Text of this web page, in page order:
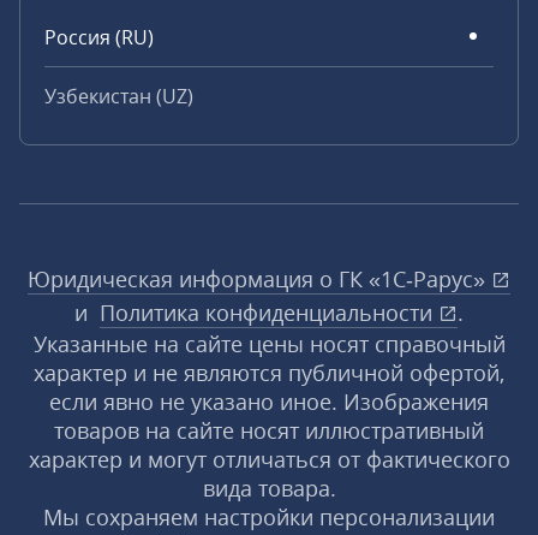
Россия (RU)
Узбекистан (UZ)
Юридическая информация о ГК «1С‑Рарус»
и Политика конфиденциальности
.
Указанные на сайте цены носят справочный
характер и не являются публичной офертой,
если явно не указано иное. Изображения
товаров на сайте носят иллюстративный
характер и могут отличаться от фактического
вида товара.
Мы сохраняем настройки персонализации